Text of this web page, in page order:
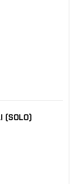
(SOLO)